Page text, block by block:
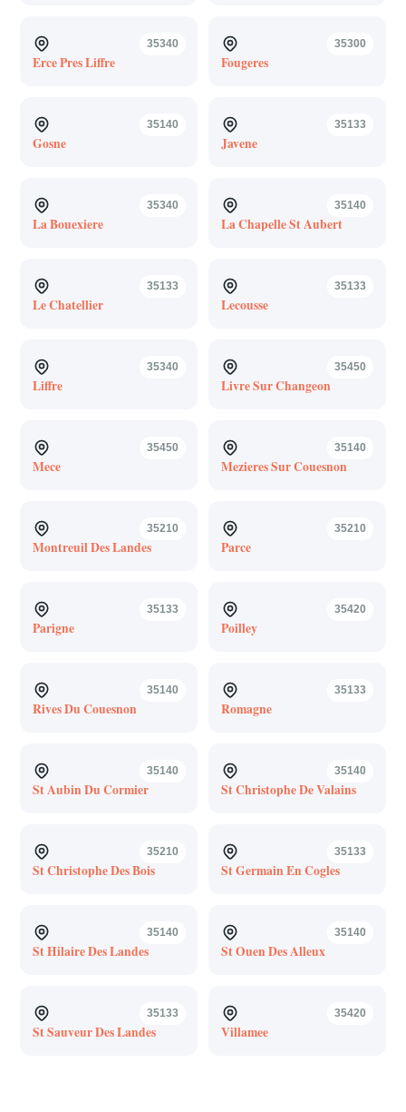
35340
Erce Pres Liffre
35300
Fougeres
35140
Gosne
35133
Javene
35340
La Bouexiere
35140
La Chapelle St Aubert
35133
Le Chatellier
35133
Lecousse
35340
Liffre
35450
Livre Sur Changeon
35450
Mece
35140
Mezieres Sur Couesnon
35210
Montreuil Des Landes
35210
Parce
35133
Parigne
35420
Poilley
35140
Rives Du Couesnon
35133
Romagne
35140
St Aubin Du Cormier
35140
St Christophe De Valains
35210
St Christophe Des Bois
35133
St Germain En Cogles
35140
St Hilaire Des Landes
35140
St Ouen Des Alleux
35133
St Sauveur Des Landes
35420
Villamee